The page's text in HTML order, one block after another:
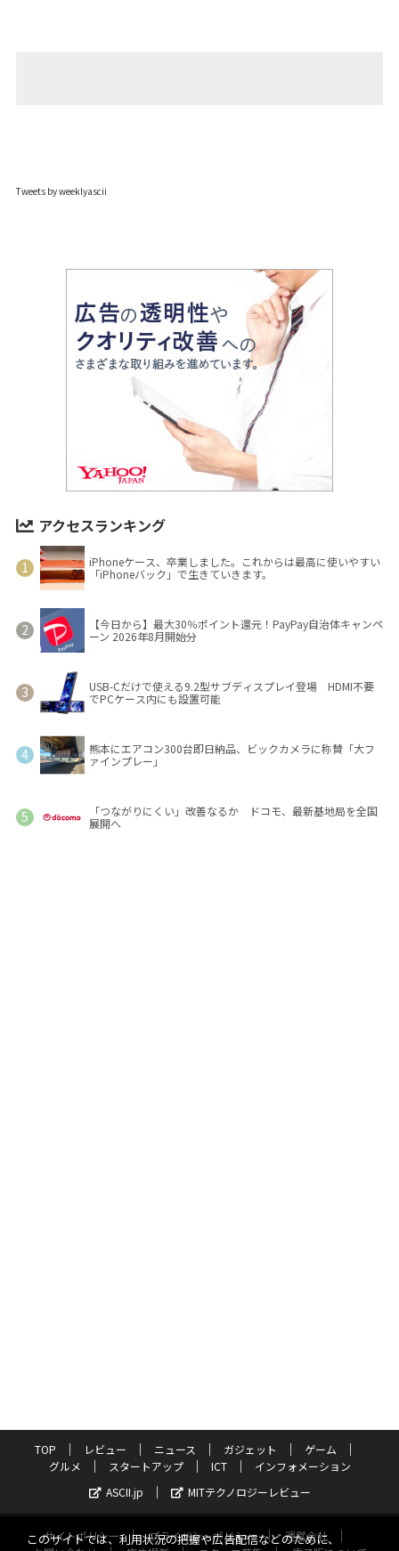
Tweets by weeklyascii
アクセスランキング
iPhoneケース、卒業しました。これからは最高に使いやすい
「iPhoneバック」で生きていきます。
【今日から】最大30％ポイント還元！PayPay自治体キャンペ
ーン 2026年8月開始分
USB-Cだけで使える9.2型サブディスプレイ登場 HDMI不要
でPCケース内にも設置可能
熊本にエアコン300台即日納品、ビックカメラに称賛「大フ
ァインプレー」
「つながりにくい」改善なるか ドコモ、最新基地局を全国
展開へ
TOP レビュー ニュース ガジェット
ゲーム
グルメ
スタートアップ ICT
インフォメーション
ASCII.jp
MITテクノロジーレビュー
サイトポリシー プライバシーポリシー
運営会社
このサイトでは、利用状況の把握や広告配信などのために、